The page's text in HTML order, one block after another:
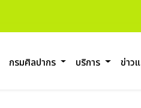
กรมศิลปากร บริการ ข่าว